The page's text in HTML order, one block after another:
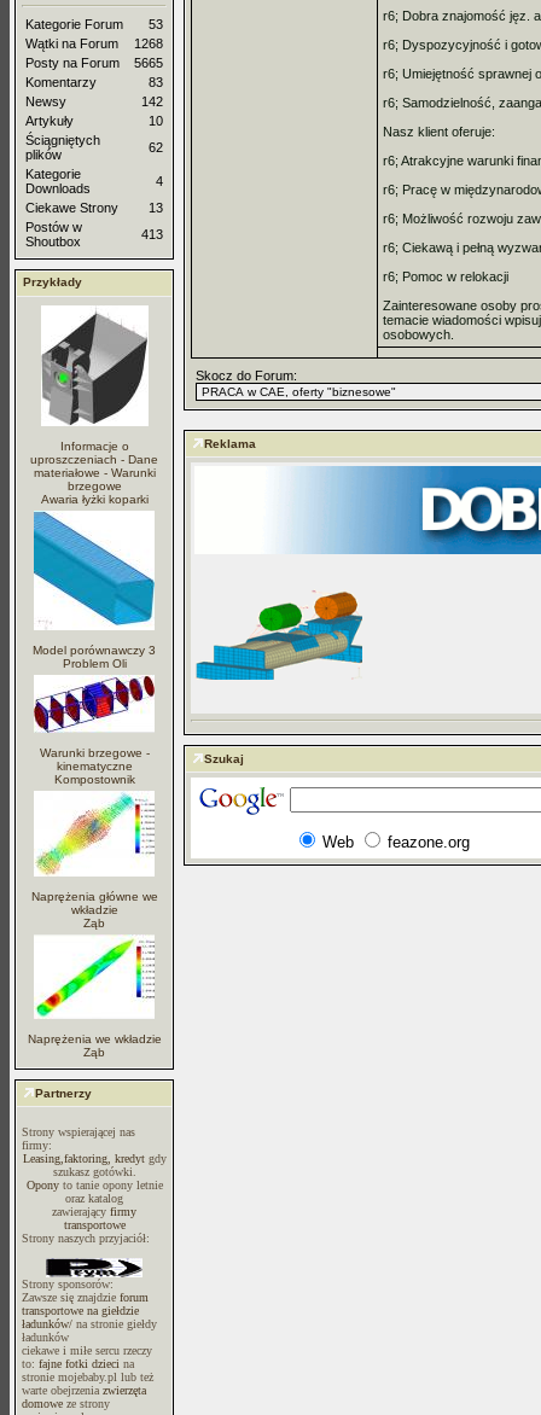
Kategorie Forum
53
Wątki na Forum
1268
Posty na Forum
5665
Komentarzy
83
Newsy
142
Artykuły
10
Ściągniętych
plików
62
Kategorie
Downloads
4
Ciekawe Strony
13
Postów w
Shoutbox
413
Przykłady
Informacje o
uproszczeniach - Dane
materiałowe - Warunki
brzegowe
Awaria łyżki koparki
Model porównawczy 3
Problem Oli
Warunki brzegowe -
kinematyczne
Kompostownik
Naprężenia główne we
wkładzie
Ząb
Naprężenia we wkładzie
Ząb
Partnerzy
Strony wspierającej nas
firmy:
Leasing,faktoring, kredytgdy
szukasz gotówki.
Oponyto tanie opony letnie
oraz katalog
zawierający firmy
transportowe
Strony naszych przyjaciół:
Strony sponsorów:
Zawsze się znajdzie forum
transportowe na giełdzie
ładunków/ na stronie giełdy
ładunków
ciekawe i miłe sercu rzeczy
to: fajne fotki dzieci na
stronie mojebaby.pl lub też
warte obejrzenia zwierzęta
domowe ze strony
r6; Dobra znajomość jęz.
r6; Dyspozycyjność i
r6; Umiejętność sprawnej
r6; Samodzielność,
Nasz klient oferuje:
r6; Atrakcyjne warunki
r6; Pracę w
r6; Możliwość rozwoju
r6; Ciekawą i pełną
r6; Pomoc w relokacji
Zainteresowane osoby
temacie wiadomości
osobowych.
Skocz do Forum:
Reklama
Szukaj
Web feazone.org